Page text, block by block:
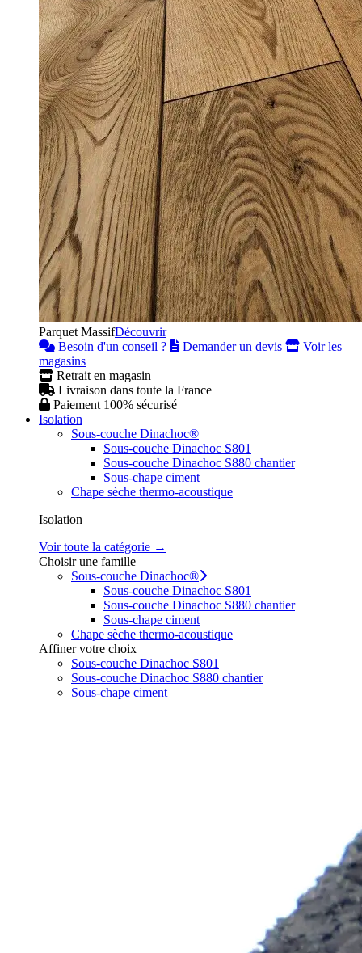
Parquet MassifDécouvrir
Besoin d'un conseil ?
Demander un devis
Voir les
magasins
Retrait en magasin
Livraison dans toute la France
Paiement 100% sécurisé
Isolation
Sous-couche Dinachoc®
Sous-couche Dinachoc S801
Sous-couche Dinachoc S880 chantier
Sous-chape ciment
Chape sèche thermo-acoustique
Isolation
Voir toute la catégorie →
Choisir une famille
Sous-couche Dinachoc®
Sous-couche Dinachoc S801
Sous-couche Dinachoc S880 chantier
Sous-chape ciment
Chape sèche thermo-acoustique
Affiner votre choix
Sous-couche Dinachoc S801
Sous-couche Dinachoc S880 chantier
Sous-chape ciment